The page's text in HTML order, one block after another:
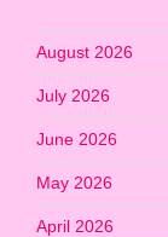
August 2026
July 2026
June 2026
May 2026
April 2026